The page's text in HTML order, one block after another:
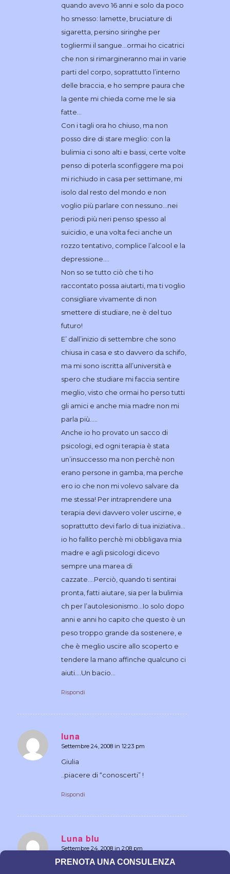
quando avevo 16 anni e solo da poco
ho smesso: lamette, bruciature di
sigaretta, persino siringhe per
togliermi il sangue…ormai ho cicatrici
che non si rimargineranno mai in varie
parti del corpo, soprattutto l’interno
delle braccia, e ho sempre paura che
la gente mi chieda come me le sia
fatte…
Con i tagli ora ho chiuso, ma non
posso dire di stare meglio: con la
bulimia ci sono alti e bassi, certe volte
penso di poterla sconfiggere ma poi
mi richiudo in casa per settimane, mi
isolo dal resto del mondo e non
voglio più parlare con nessuno…nei
periodi più neri penso spesso al
suicidio, e una volta feci anche un
rozzo tentativo, complice l’alcool e la
depressione….
Non so se tutto ciò che ti ho
raccontato possa aiutarti, ma ti voglio
consigliare vivamente di non
smettere di studiare, ne è del tuo
futuro!
E’ dall’inizio di settembre che sono
chiusa in casa e sto davvero da schifo,
ma mi sono iscritta all’università e
spero che studiare mi faccia sentire
meglio, visto che ormai ho perso tutti
gli amici e anche mia madre non mi
parla più…..
Anche io ho provato un sacco di
psicologi, ed ogni terapia è stata
un’insuccesso ma non perchè non
erano persone in gamba, ma perche
ero io che non mi volevo salvare da
me stessa! Per intraprendere una
terapia devi davvero voler uscirne, e
soprattutto devi farlo di tua iniziativa…
io ho fallito perchè mi obbligava mia
madre e agli psicologi dicevo
sempre una marea di
cazzate….Perciò, quando ti sentirai
pronta, fatti aiutare, sia per la bulimia
ch per l’autolesionismo…Io solo dopo
anni e anni ho capito che questo è un
peso troppo grande da sostenere, e
che è meglio uscire allo scoperto e
tendere la mano affinche qualcuno ci
aiuti….Un bacio…
Rispondi
luna
dice:
Settembre 24, 2008 in 12:23 pm
Giulia
..piacere di “conoscerti” !
Rispondi
Luna blu
dice:
Settembre 24, 2008 in 2:08 pm
Mary giò ho capito…ma infatti epr
PRENOTA UNA CONSULENZA